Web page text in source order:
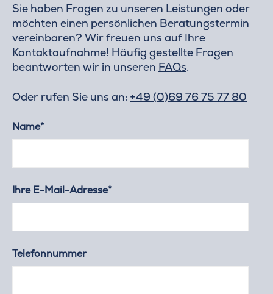
Sie haben Fragen zu unseren Leistungen oder
möchten einen persönlichen Beratungstermin
vereinbaren? Wir freuen uns auf Ihre
Kontaktaufnahme! Häufig gestellte Fragen
beantworten wir in unseren FAQs.
Oder rufen Sie uns an: +49 (0)69 76 75 77 80
Name*
Ihre E-Mail-Adresse*
Telefonnummer